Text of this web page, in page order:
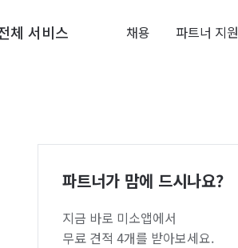
체 서비스 채용 파트너 지원
파트너가 맘에 드시나요?
지금 바로 미소앱에서
무료 견적 4개를 받아보세요.